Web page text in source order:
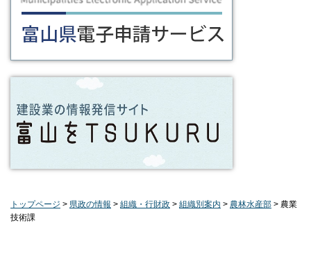
トップページ > 県政の情報 > 組織・行財政 > 組織別案内 > 農林水産部 > 農業
技術課